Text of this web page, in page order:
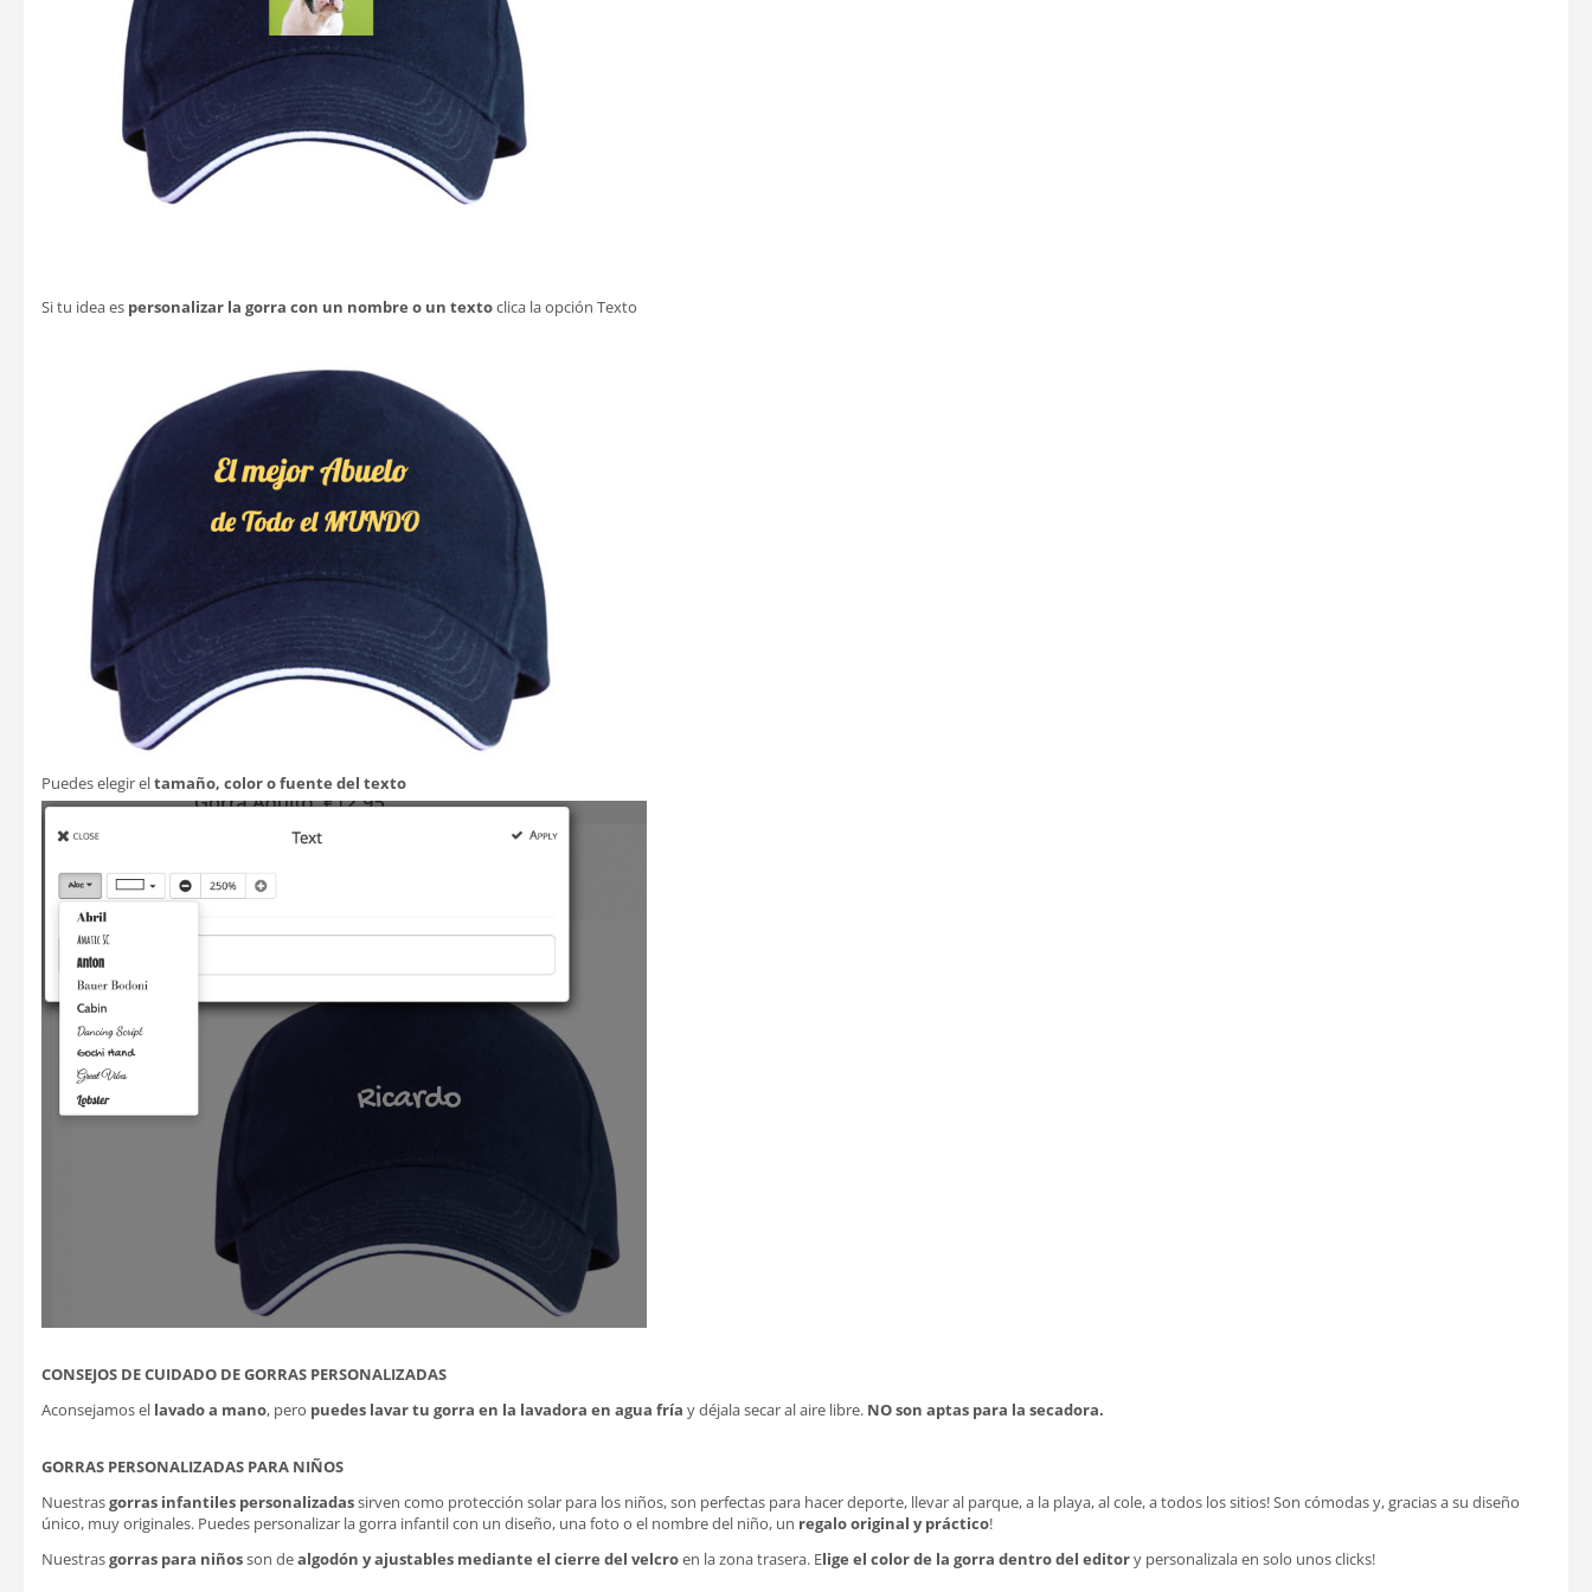
Si tu idea es personalizar la gorra con un nombre o un textoclica la opción Texto
Puedes elegir eltamaño, color o fuente del texto
CONSEJOS DE CUIDADO DE GORRAS PERSONALIZADAS
Aconsejamos el lavado a mano, pero puedes lavar tu gorra en la lavadora en agua fría y déjala secar al aire libre. NO son aptas para la secadora.
GORRAS PERSONALIZADAS PARA NIÑOS
Nuestrasgorras infantiles personalizadassirven como protección solar para los niños, son perfectas para hacer deporte, llevar al parque, a la playa, al cole, a todos los sitios! Son cómodas y, gracias a su diseño
único, muy originales. Puedes personalizar la gorra infantil con un diseño, una foto o el nombre del niño, un regalo original y práctico!
Nuestrasgorras para niñosson dealgodón y ajustables mediante el cierre del velcroen la zona trasera. Elige el color de la gorra dentro del editory personalizala en solo unos clicks!